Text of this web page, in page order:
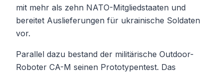
mit mehr als zehn NATO-Mitgliedstaaten und
bereitet Auslieferungen für ukrainische Soldaten
vor.
Parallel dazu bestand der militärische Outdoor-
Roboter CA-M seinen Prototypentest. Das